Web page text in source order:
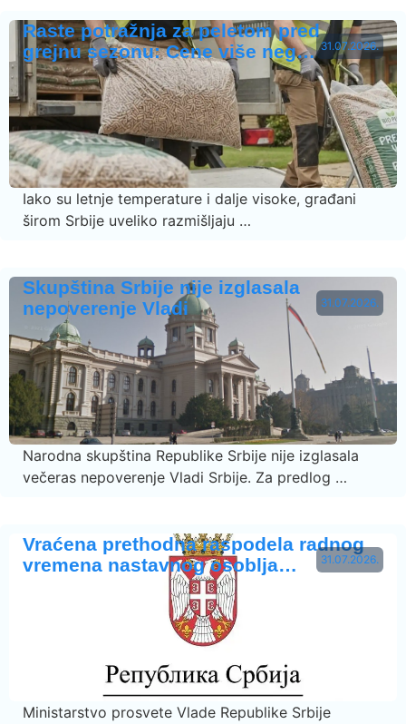
31.07.2026.
Raste potražnja za peletom pred
grejnu sezonu: Cene više neg…
Iako su letnje temperature i dalje visoke, građani
širom Srbije uveliko razmišljaju …
31.07.2026.
Skupština Srbije nije izglasala
nepoverenje Vladi
Narodna skupština Republike Srbije nije izglasala
večeras nepoverenje Vladi Srbije. Za predlog …
31.07.2026.
Vraćena prethodna raspodela radnog
vremena nastavnog osoblja…
Ministarstvo prosvete Vlade Republike Srbije